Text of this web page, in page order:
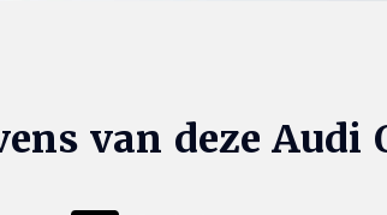
van deze Audi